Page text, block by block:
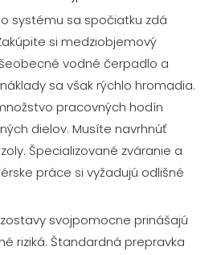
systému sa spočiatku zdá
si medziobjemový
vodné čerpadlo a
sa však rýchlo hromadia.
pracovných hodín
dielov. Musíte navrhnúť
Špecializované zváranie a
práce si vyžadujú odlišné
svojpomocne prinášajú
riziká. Štandardná prepravka